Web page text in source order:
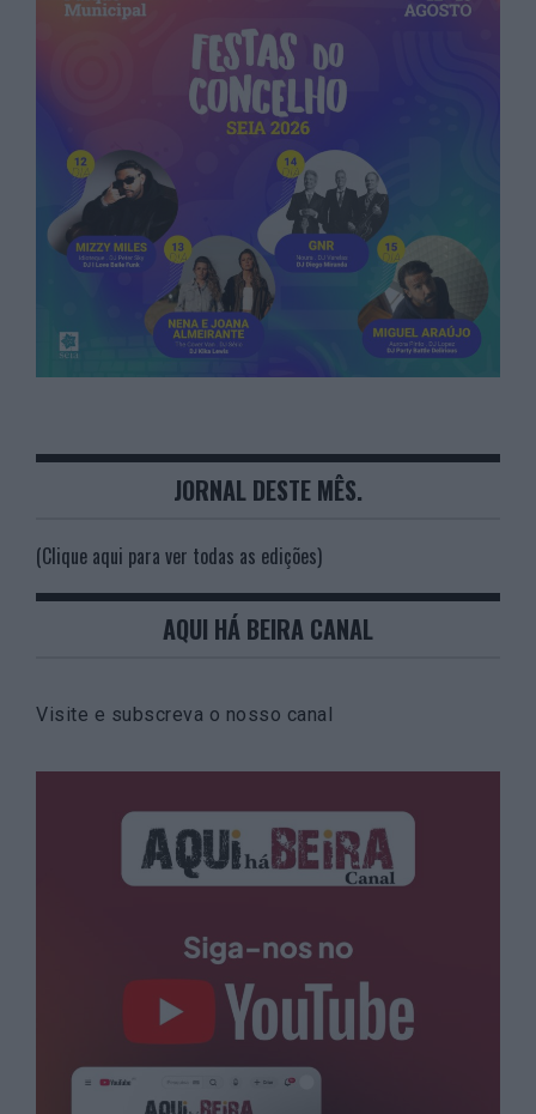
JORNAL DESTE MÊS.
(Clique aqui para ver todas as edições)
AQUI HÁ BEIRA CANAL
Visite e subscreva o nosso canal